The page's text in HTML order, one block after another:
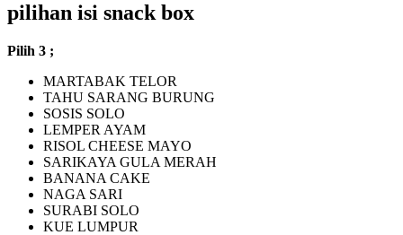
pilihan isi snack box
Pilih 3 ;
MARTABAK TELOR
TAHU SARANG BURUNG
SOSIS SOLO
LEMPER AYAM
RISOL CHEESE MAYO
SARIKAYA GULA MERAH
BANANA CAKE
NAGA SARI
SURABI SOLO
KUE LUMPUR